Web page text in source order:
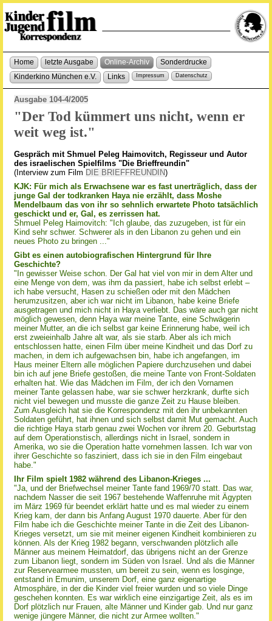
Home letzte Ausgabe Online-Archiv
Sonderdrucke
Kinderkino München e.V.
Links Impressum Datenschutz
Ausgabe 104-4/2005
"Der Tod kümmert uns nicht, wenn er
weit weg ist."
Gespräch mit Shmuel Peleg Haimovitch, Regisseur und Autor
des israelischen Spielfilms "Die Brieffreundin"
(Interview zum Film DIE BRIEFFREUNDIN)
KJK: Für mich als Erwachsene war es fast unerträglich, dass der
junge Gal der todkranken Haya nie erzählt, dass Moshe
Mendelbaum das von ihr so sehnlich erwartete Photo tatsächlich
geschickt und er, Gal, es zerrissen hat.
Shmuel Peleg Haimovitch: "Ich glaube, das zuzugeben, ist für ein
Kind sehr schwer. Schwerer als in den Libanon zu gehen und ein
neues Photo zu bringen ..."
Gibt es einen autobiografischen Hintergrund für Ihre
Geschichte?
"In gewisser Weise schon. Der Gal hat viel von mir in dem Alter und
eine Menge von dem, was ihm da passiert, habe ich selbst erlebt –
ich habe versucht, Hasen zu schießen oder mit den Mädchen
herumzusitzen, aber ich war nicht im Libanon, habe keine Briefe
ausgetragen und mich nicht in Haya verliebt. Das wäre auch gar nicht
möglich gewesen, denn Haya war meine Tante, eine Schwägerin
meiner Mutter, an die ich selbst gar keine Erinnerung habe, weil ich
erst zweieinhalb Jahre alt war, als sie starb. Aber als ich mich
entschlossen hatte, einen Film über meine Kindheit und das Dorf zu
machen, in dem ich aufgewachsen bin, habe ich angefangen, im
Haus meiner Eltern alle möglichen Papiere durchzusehen und dabei
bin ich auf jene Briefe gestoßen, die meine Tante von Front-Soldaten
erhalten hat. Wie das Mädchen im Film, der ich den Vornamen
meiner Tante gelassen habe, war sie schwer herzkrank, durfte sich
nicht viel bewegen und musste die ganze Zeit zu Hause bleiben.
Zum Ausgleich hat sie die Korrespondenz mit den ihr unbekannten
Soldaten geführt, hat ihnen und sich selbst damit Mut gemacht. Auch
die richtige Haya starb genau zwei Wochen vor ihrem 20. Geburtstag
auf dem Operationstisch, allerdings nicht in Israel, sondern in
Amerika, wo sie die Operation hatte vornehmen lassen. Ich war von
ihrer Geschichte so fasziniert, dass ich sie in den Film eingebaut
habe."
Ihr Film spielt 1982 während des Libanon-Krieges ...
"Ja, und der Briefwechsel meiner Tante fand 1969/70 statt. Das war,
nachdem Nasser die seit 1967 bestehende Waffenruhe mit Ägypten
im März 1969 für beendet erklärt hatte und es mal wieder zu einem
Krieg kam, der dann bis Anfang August 1970 dauerte. Aber für den
Film habe ich die Geschichte meiner Tante in die Zeit des Libanon-
Krieges versetzt, um sie mit meiner eigenen Kindheit kombinieren zu
können. Als der Krieg 1982 begann, verschwanden plötzlich alle
Männer aus meinem Heimatdorf, das übrigens nicht an der Grenze
zum Libanon liegt, sondern im Süden von Israel. Und als die Männer
zur Reservearmee mussten, um bereit zu sein, wenn es losginge,
entstand in Emunim, unserem Dorf, eine ganz eigenartige
Atmosphäre, in der die Kinder viel freier wurden und so viele Dinge
geschehen konnten. Es war wirklich eine einzigartige Zeit, als es im
Dorf plötzlich nur Frauen, alte Männer und Kinder gab. Und nur ganz
wenige jüngere Männer, die nicht zur Armee wollten."